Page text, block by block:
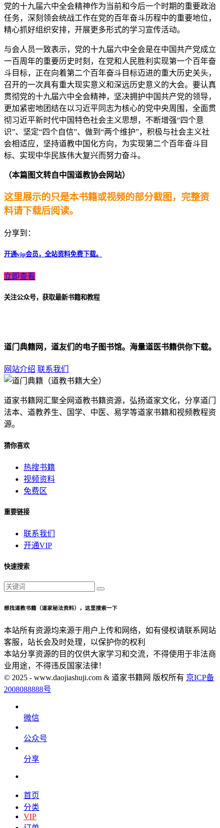
党的十九届六中全会精神作为当前和今后一个时期的重要政治
任务，深刻领会统战工作在党的百年奋斗历程中的重要地位，
精心抓好组织安排，开展更多形式的学习宣传活动。
与会人员一致表示，党的十九届六中全会是在中国共产党成立
一百周年的重要历史时刻，在党和人民胜利实现第一个百年奋
斗目标，正在向着第二个百年奋斗目标迈进的重大历史关头，
召开的一次具有重大现实意义和深远历史意义的大会。要认真
贯彻党的十九届六中全会精神，坚决拥护中国共产党的领导，
更加紧密地团结在以习近平同志为核心的党中央周围，全面贯
彻习近平新时代中国特色社会主义思想，不断增强“四个意
识”、坚定“四个自信”、做到“两个维护”，积极与社会主义社
会相适应，坚持道教中国化方向，为实现第二个百年奋斗目
标、实现中华民族伟大复兴而努力奋斗。
（本篇图文转自中国道教协会网站）
这里展示的只是本书籍或视频的部分截图，完整资
料请下载后阅读。
分享到：
开通vip会员，全站资料免费下载。
立即查看
关注公众号，获取最新书籍和教程
道门典籍网，道友们的电子图书馆。海量道医书籍供你下载。
网站介绍 联系我们
道家书籍网汇聚全网道教书籍资源，弘扬道家文化，分享道门
法本、道教养生、国学、中医、易学等道家书籍和视频教程资
源。
猜你喜欢
热搜书籍
视频资料
免费区
重要链接
联系我们
开通VIP
快速搜索
想找道教书籍（道家秘法资料），这里搜索一下
本站所有资源均来源于用户上传和网络，如有侵权请联系网站
客服，站长会及时处理，以保护你的权利
本站分享资源的目的仅供大家学习和交流，不得使用于非法商
业用途，不得违反国家法律！
© 2025 - www.daojiashuji.com & 道家书籍网 版权所有 京ICP备
2008088888号
微信
公众号
分享
首页
分类
VIP